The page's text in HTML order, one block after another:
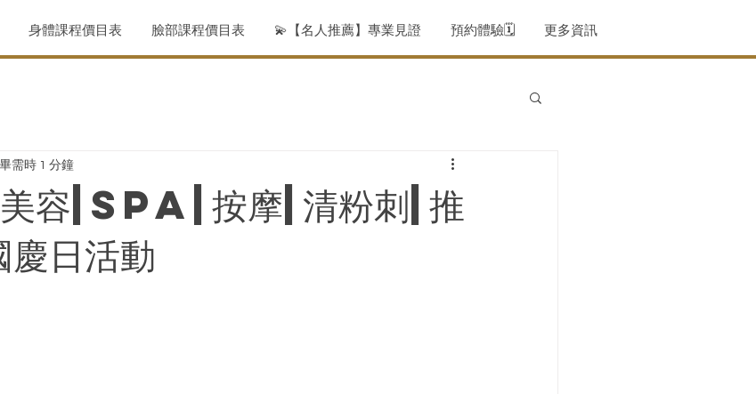
身體課程價目表 臉部課程價目表 💫【名人推薦】專業見證 預約體驗🗓️ 更多資訊
容|SPA|按摩|清粉刺|推
日活動
需時 1 分鐘